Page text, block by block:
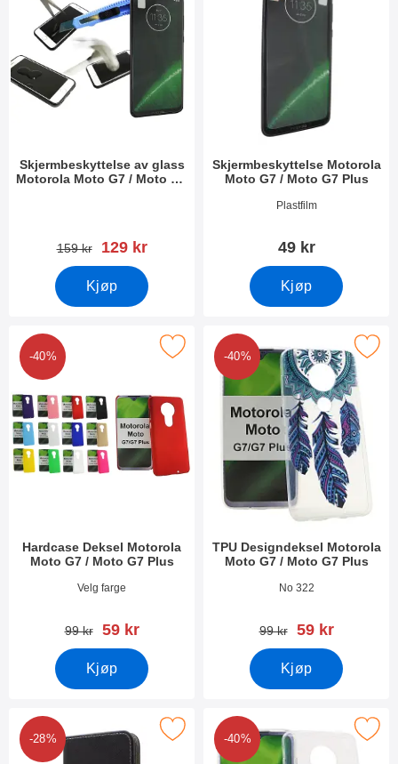
Skjermbeskyttelse av glass
Motorola Moto G7 / Moto G7
gammel pris
159 kr ny pris
129 kr
Kjøp
Skjermbeskyttelse Motorola
Moto G7 / Moto G7 Plus
Varenummer 30214
Plastfilm
49 kr
Kjøp
-40%
Hardcase Deksel Motorola
Moto G7 / Moto G7 Plus
Varenummer 29951
Velg farge
gammel pris
99 kr ny pris
59 kr
Kjøp
Deksel Motorola Moto G7 / Moto G7 Plus som favoritt
-40%
TPU Designdeksel Motorola
Moto G7 / Moto G7 Plus
Varenummer 30889
No 322
gammel pris
99 kr ny pris
59 kr
Kjøp
Merk tPU Designdeksel Motorola Moto
-28%
designwallet Motorola Moto G7 / Moto G7 Plus som favoritt
-40%
Merk tPU Designdeksel Motorola Moto